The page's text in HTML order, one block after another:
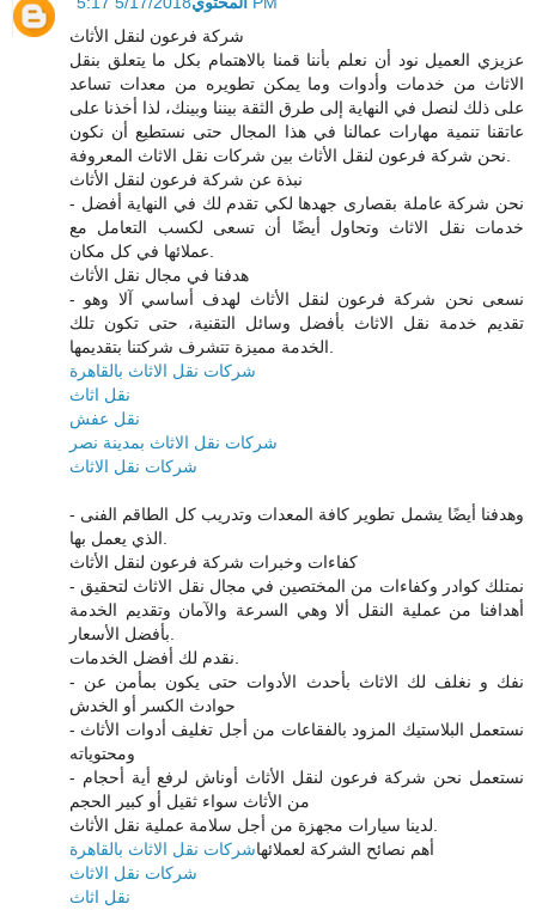
شركة فرعون لنقل الأثاث
عزيزي العميل نود أن نعلم بأننا قمنا بالاهتمام بكل ما يتعلق بنقل
الاثاث من خدمات وأدوات وما يمكن تطويره من معدات تساعد
على ذلك لنصل في النهاية إلى طرق الثقة بيننا وبينك، لذا أخذنا على
عاتقنا تنمية مهارات عمالنا في هذا المجال حتى نستطيع أن نكون
نبذة عن شركة فرعون لنقل الأثاث
- نحن شركة عاملة بقصارى جهدها لكي تقدم لك في النهاية أفضل
خدمات نقل الاثاث وتحاول أيضًا أن تسعى لكسب التعامل مع
هدفنا في مجال نقل الأثاث
- نسعى نحن شركة فرعون لنقل الأثاث لهدف أساسي آلا وهو
تقديم خدمة نقل الاثاث بأفضل وسائل التقنية، حتى تكون تلك
شركات نقل الاثاث بالقاهرة
نقل اثاث
نقل عفش
شركات نقل الاثاث بمدينة نصر
شركات نقل الاثاث
- وهدفنا أيضًا يشمل تطوير كافة المعدات وتدريب كل الطاقم الفنى
كفاءات وخبرات شركة فرعون لنقل الأثاث
- نمتلك كوادر وكفاءات من المختصين في مجال نقل الاثاث لتحقيق
أهدافنا من عملية النقل ألا وهي السرعة والآمان وتقديم الخدمة
- نفك و نغلف لك الاثاث بأحدث الأدوات حتى يكون بمأمن عن
حوادث الكسر أو الخدش
- نستعمل البلاستيك المزود بالفقاعات من أجل تغليف أدوات الأثاث
ومحتوياته
- نستعمل نحن شركة فرعون لنقل الأثاث أوناش لرفع أية أحجام
من الأثاث سواء ثقيل أو كبير الحجم
أهم نصائح الشركة لعملائهاشركات نقل الاثاث بالقاهرة
شركات نقل الاثاث
نقل اثاث